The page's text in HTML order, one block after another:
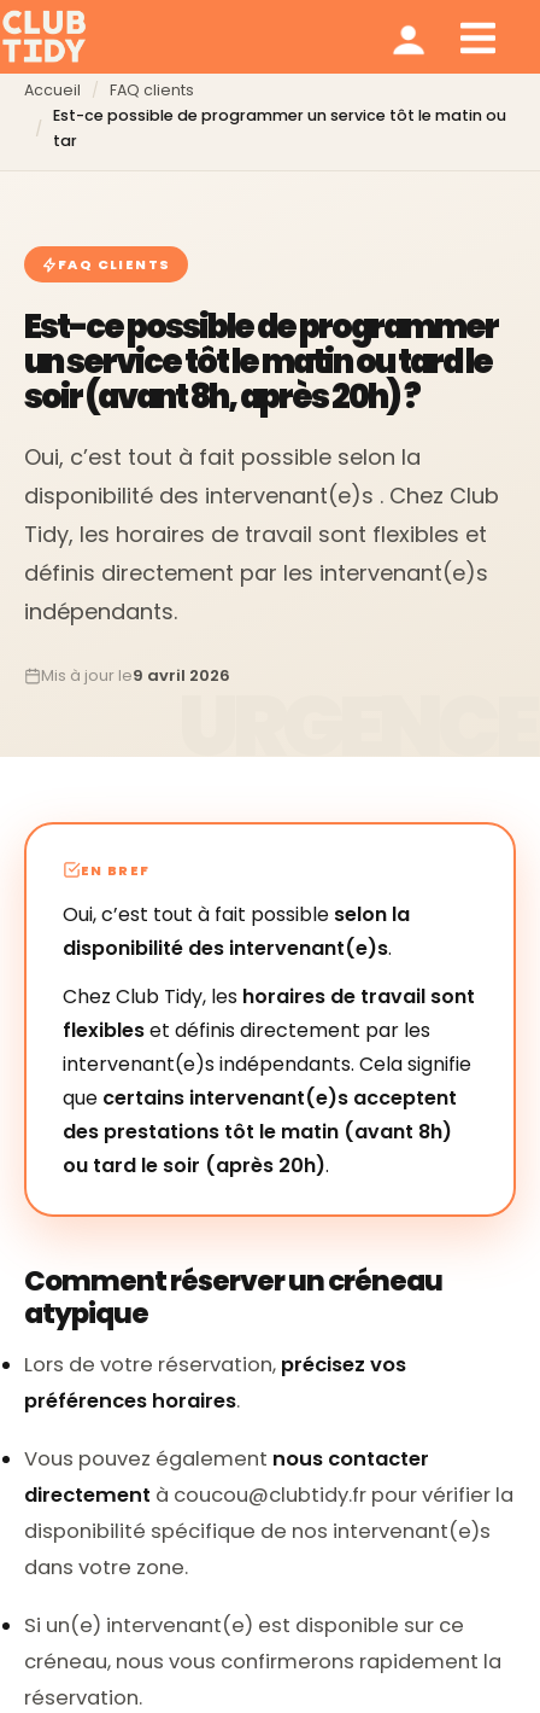
Accueil
FAQ clients
Est-ce possible de programmer un service tôt le matin ou
tar
FAQ CLIENTS
Est-ce possible de programmer
un service tôt le matin ou tard le
soir (avant 8h, après 20h) ?
Oui, c’est tout à fait possible selon la
disponibilité des intervenant(e)s . Chez Club
Tidy, les horaires de travail sont flexibles et
définis directement par les intervenant(e)s
indépendants.
Mis à jour le9 avril 2026
EN BREF
Oui, c’est tout à fait possible selon la
disponibilité des intervenant(e)s.
Chez Club Tidy, les horaires de travail sont
flexibleset définis directement par les
intervenant(e)s indépendants. Cela signifie
que certains intervenant(e)s acceptent
des prestations tôt le matin (avant 8h)
ou tard le soir (après 20h).
Comment réserver un créneau
atypique
Lors de votre réservation, précisez vos
préférences horaires.
Vous pouvez également nous contacter
directement à coucou@clubtidy.fr pour vérifier la
disponibilité spécifique de nos intervenant(e)s
dans votre zone.
Si un(e) intervenant(e) est disponible sur ce
créneau, nous vous confirmerons rapidement la
réservation.